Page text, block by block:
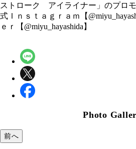
ストローク アイライナー」のプロ
式Ｉｎｓｔａｇｒａｍ【
ｅｒ【@miyu_hayashida】
Photo
前へ